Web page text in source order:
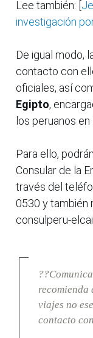
Lee también: [
investigación
De igual modo,
contacto con
oficiales, así
Egipto,
los peruanos en
Para ello,
Consular de la
través del
0530 y también
consulperu-
recomienda
viajes no
contacto